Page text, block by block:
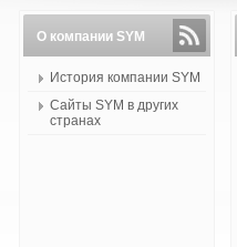
О компании SYM
История компании SYM
Сайты SYM в других
странах